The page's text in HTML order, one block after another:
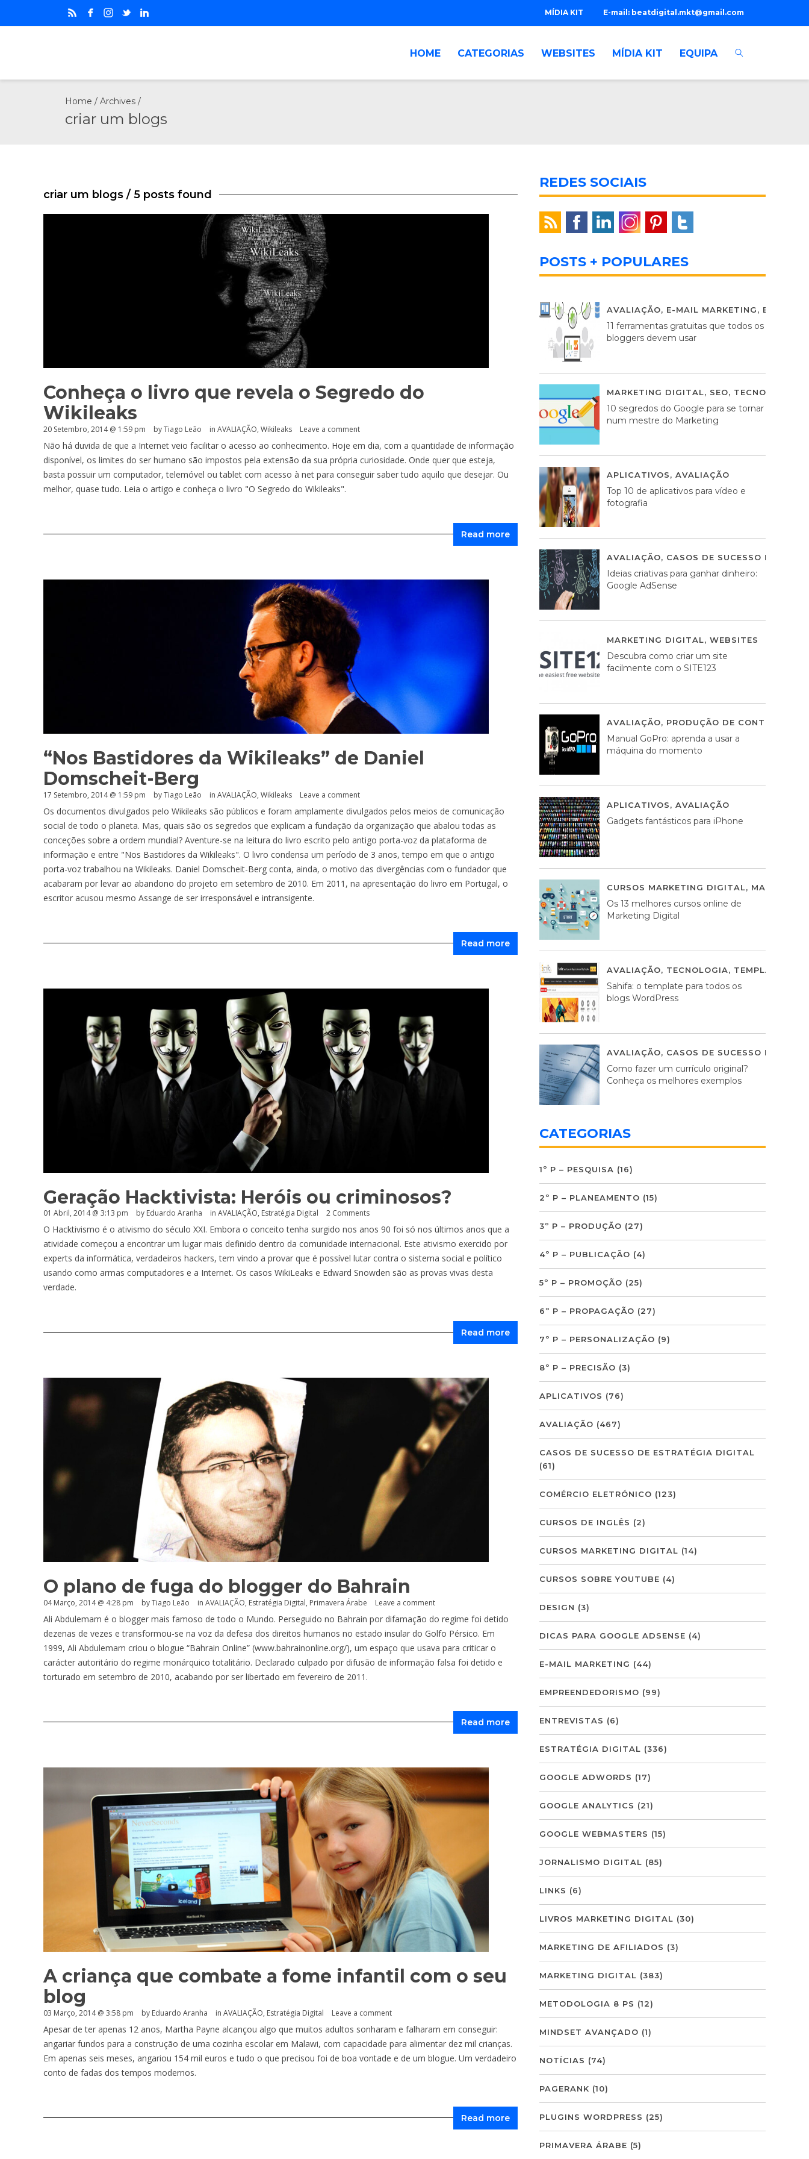
E-mail: beatdigital.mkt@gmail.com
MÍDIA KIT
HOME CATEGORIAS WEBSITES MÍDIA KIT EQUIPA
Home / Archives /
criar um blogs
criar um blogs / 5 posts found
Conheça o livro que revela o Segredo do
Wikileaks
20 Setembro, 2014 @ 1:59 pm by Tiago Leão in AVALIAÇÃO, Wikileaks Leave a comment
Não há duvida de que a Internet veio facilitar o acesso ao conhecimento. Hoje em dia, com a quantidade de informação
disponível, os limites do ser humano são impostos pela extensão da sua própria curiosidade. Onde quer que esteja,
basta possuir um computador, telemóvel ou tablet com acesso à net para conseguir saber tudo aquilo que desejar. Ou
melhor, quase tudo. Leia o artigo e conheça o livro "O Segredo do Wikileaks".
Read more
“Nos Bastidores da Wikileaks” de Daniel
Domscheit-Berg
17 Setembro, 2014 @ 1:59 pm by Tiago Leão in AVALIAÇÃO, Wikileaks Leave a comment
Os documentos divulgados pelo Wikileaks são públicos e foram amplamente divulgados pelos meios de comunicação
social de todo o planeta. Mas, quais são os segredos que explicam a fundação da organização que abalou todas as
conceções sobre a ordem mundial? Aventure-se na leitura do livro escrito pelo antigo porta-voz da plataforma de
informação e entre "Nos Bastidores da Wikileaks". O livro condensa um período de 3 anos, tempo em que o antigo
porta-voz trabalhou na Wikileaks. Daniel Domscheit-Berg conta, ainda, o motivo das divergências com o fundador que
acabaram por levar ao abandono do projeto em setembro de 2010. Em 2011, na apresentação do livro em Portugal, o
escritor acusou mesmo Assange de ser irresponsável e intransigente.
Read more
Geração Hacktivista: Heróis ou criminosos?
01 Abril, 2014 @ 3:13 pm by Eduardo Aranha in AVALIAÇÃO, Estratégia Digital 2 Comments
O Hacktivismo é o ativismo do século XXI. Embora o conceito tenha surgido nos anos 90 foi só nos últimos anos que a
atividade começou a encontrar um lugar mais definido dentro da comunidade internacional. Este ativismo exercido por
experts da informática, verdadeiros hackers, tem vindo a provar que é possível lutar contra o sistema social e político
usando como armas computadores e a Internet. Os casos WikiLeaks e Edward Snowden são as provas vivas desta
verdade.
Read more
O plano de fuga do blogger do Bahrain
04 Março, 2014 @ 4:28 pm by Tiago Leão in AVALIAÇÃO, Estratégia Digital, Primavera Árabe Leave a comment
Ali Abdulemam é o blogger mais famoso de todo o Mundo. Perseguido no Bahrain por difamação do regime foi detido
dezenas de vezes e transformou-se na voz da defesa dos direitos humanos no estado insular do Golfo Pérsico. Em
1999, Ali Abdulemam criou o blogue “Bahrain Online” (www.bahrainonline.org/), um espaço que usava para criticar o
carácter autoritário do regime monárquico totalitário. Declarado culpado por difusão de informação falsa foi detido e
torturado em setembro de 2010, acabando por ser libertado em fevereiro de 2011.
Read more
A criança que combate a fome infantil com o seu
blog
03 Março, 2014 @ 3:58 pm by Eduardo Aranha in AVALIAÇÃO, Estratégia Digital Leave a comment
Apesar de ter apenas 12 anos, Martha Payne alcançou algo que muitos adultos sonharam e falharam em conseguir:
angariar fundos para a construção de uma cozinha escolar em Malawi, com capacidade para alimentar dez mil crianças.
Em apenas seis meses, angariou 154 mil euros e tudo o que precisou foi de boa vontade e de um blogue. Um verdadeiro
conto de fadas dos tempos modernos.
Read more
REDES SOCIAIS
POSTS + POPULARES
AVALIAÇÃO, E-MAIL MARKETING,
11 ferramentas gratuitas que todos os
bloggers devem usar
MARKETING DIGITAL, SEO, TECNOLOGIA
10 segredos do Google para se tornar
num mestre do Marketing
APLICATIVOS, AVALIAÇÃO
Top 10 de aplicativos para vídeo e
fotografia
AVALIAÇÃO, CASOS DE SUCESSO DE
Ideias criativas para ganhar dinheiro:
Google AdSense
MARKETING DIGITAL, WEBSITES
Descubra como criar um site
facilmente com o SITE123
AVALIAÇÃO, PRODUÇÃO DE CONTEÚDOS
Manual GoPro: aprenda a usar a
máquina do momento
APLICATIVOS, AVALIAÇÃO
Gadgets fantásticos para iPhone
CURSOS MARKETING DIGITAL,
Os 13 melhores cursos online de
Marketing Digital
AVALIAÇÃO, TECNOLOGIA, TEMPLATES
Sahifa: o template para todos os
blogs WordPress
AVALIAÇÃO, CASOS DE SUCESSO DE
Como fazer um currículo original?
Conheça os melhores exemplos
CATEGORIAS
1º P – PESQUISA (16)
2º P – PLANEAMENTO (15)
3º P – PRODUÇÃO (27)
4º P – PUBLICAÇÃO (4)
5º P – PROMOÇÃO (25)
6º P – PROPAGAÇÃO (27)
7º P – PERSONALIZAÇÃO (9)
8º P – PRECISÃO (3)
APLICATIVOS (76)
AVALIAÇÃO (467)
CASOS DE SUCESSO DE ESTRATÉGIA DIGITAL
(61)
COMÉRCIO ELETRÓNICO (123)
CURSOS DE INGLÊS (2)
CURSOS MARKETING DIGITAL (14)
CURSOS SOBRE YOUTUBE (4)
DESIGN (3)
DICAS PARA GOOGLE ADSENSE (4)
E-MAIL MARKETING (44)
EMPREENDEDORISMO (99)
ENTREVISTAS (6)
ESTRATÉGIA DIGITAL (336)
GOOGLE ADWORDS (17)
GOOGLE ANALYTICS (21)
GOOGLE WEBMASTERS (15)
JORNALISMO DIGITAL (85)
LINKS (6)
LIVROS MARKETING DIGITAL (30)
MARKETING DE AFILIADOS (3)
MARKETING DIGITAL (383)
METODOLOGIA 8 PS (12)
MINDSET AVANÇADO (1)
NOTÍCIAS (74)
PAGERANK (10)
PLUGINS WORDPRESS (25)
PRIMAVERA ÁRABE (5)